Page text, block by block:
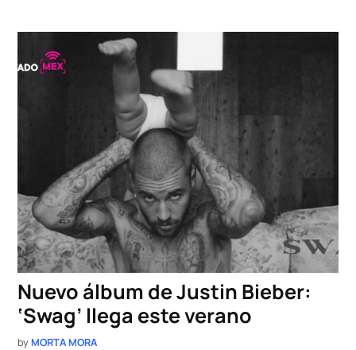
Nuevo álbum de Justin Bieber:
‘Swag’ llega este verano
by MORTA MORA